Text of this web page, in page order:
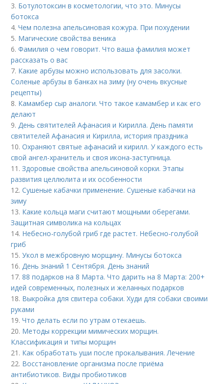
3. Ботулотоксин в косметологии, что это. Минусы
ботокса
4.Чем полезна апельсиновая кожура. При похудении
5. Магические свойства веника
6.Фамилия о чем говорит. Что ваша фамилия может
рассказать о вас
7. Какие арбузы можно использовать для засолки.
Соленые арбузы в банках на зиму (ну очень вкусные
рецепты)
8. Камамбер сыр аналоги. Что такое камамбер и как его
делают
9. День святителей Афанасия и Кирилла. День памяти
святителей Афанасия и Кирилла, история праздника
10.Охраняют святые афанасий и кирилл. У каждого есть
свой ангел-хранитель и своя икона-заступница.
11.Здоровые свойства апельсиновой корки. Этапы
развития целлюлита и их особенности
12.Сушеные кабачки применение. Сушеные кабачки на
зиму
13. Какие кольца маги считают мощными оберегами.
Защитная символика на кольцах
14. Небесно-голубой гриб где растет. Небесно-голубой
гриб
15.Укол в межбровную морщину. Минусы ботокса
16. День знаний 1 Сентября. День знаний
17.88 подарков на 8 Марта. Что дарить на 8 Марта: 200+
идей современных, полезных и желанных подарков
18. Выкройка для свитера собаки. Худи для собаки своими
руками
19.Что делать если по утрам отекаешь.
20. Методы коррекции мимических морщин.
Классификация и типы морщин
21. Как обработать уши после прокалывания. Лечение
22. Восстановление организма после приёма
антибиотиков. Виды пробиотиков